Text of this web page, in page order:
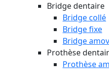
Bridge dentaire
Bridge collé
Bridge fixe
Bridge
Prothèse
Prothèse